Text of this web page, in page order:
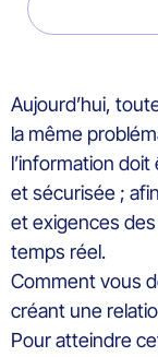
Aujourd’hui,
la même
l’information doit
etsécurisée ;
et exigences
temps réel.
Comment vous
créant une
Pouratteindre